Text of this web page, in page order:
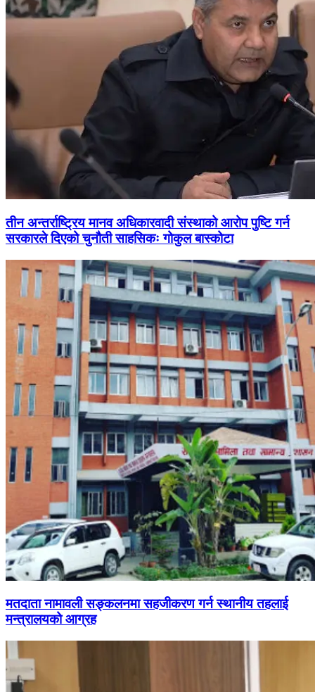
तीन अन्तर्राष्ट्रिय मानव अधिकारवादी संस्थाको आरोप पुष्टि गर्न
सरकारले दिएको चुनौती साहसिकः गोकुल बास्कोटा
मतदाता नामावली सङ्कलनमा सहजीकरण गर्न स्थानीय तहलाई
मन्त्रालयको आग्रह